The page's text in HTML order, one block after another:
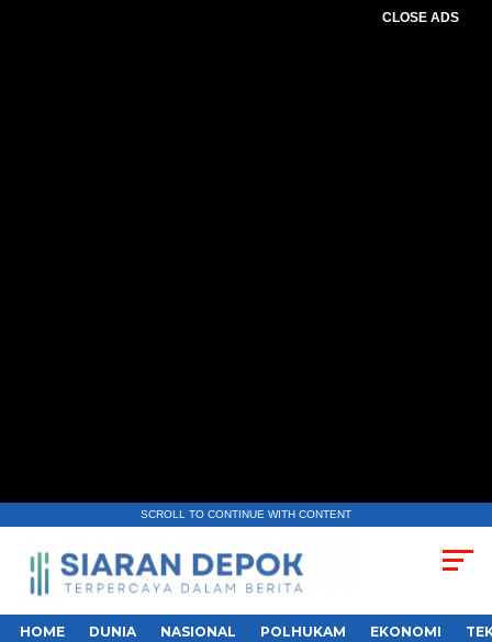
CLOSE ADS
SCROLL TO CONTINUE WITH CONTENT
HOME DUNIA NASIONAL POLHUKAM EKONOMI